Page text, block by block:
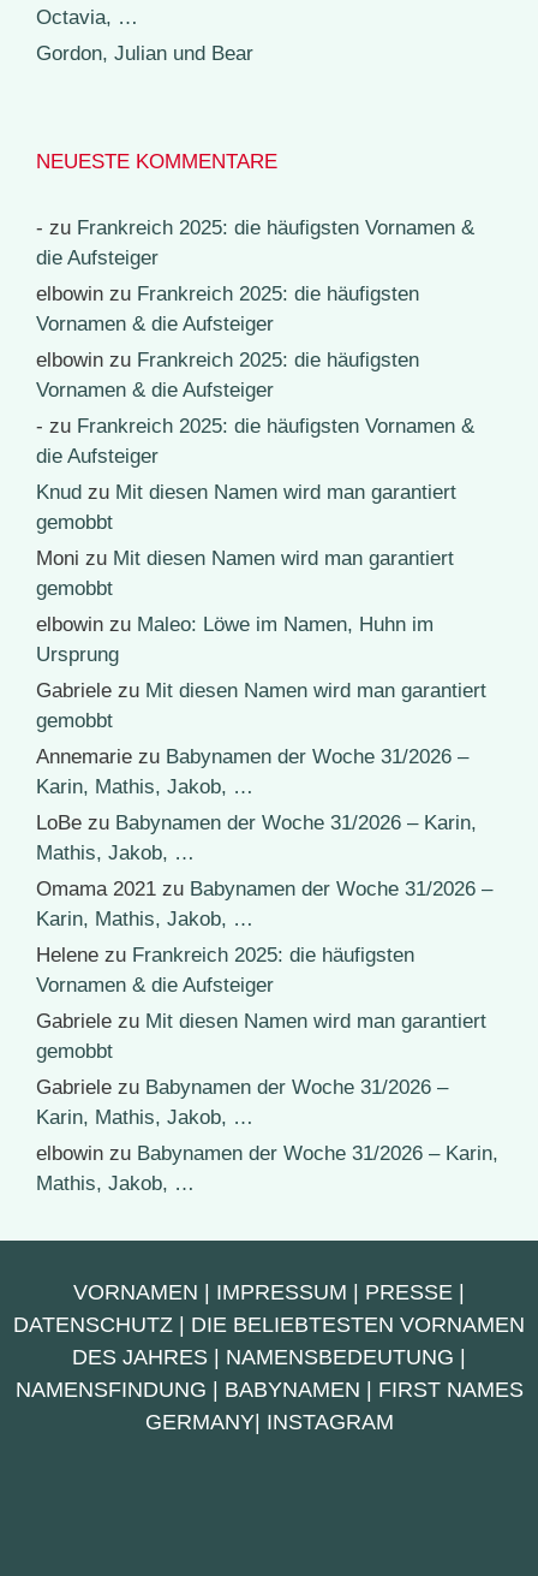
Octavia, …
Gordon, Julian und Bear
NEUESTE KOMMENTARE
- zu Frankreich 2025: die häufigsten Vornamen &
die Aufsteiger
elbowin zu Frankreich 2025: die häufigsten
Vornamen & die Aufsteiger
elbowin zu Frankreich 2025: die häufigsten
Vornamen & die Aufsteiger
- zu Frankreich 2025: die häufigsten Vornamen &
die Aufsteiger
Knud zu Mit diesen Namen wird man garantiert
gemobbt
Moni zu Mit diesen Namen wird man garantiert
gemobbt
elbowin zu Maleo: Löwe im Namen, Huhn im
Ursprung
Gabriele zu Mit diesen Namen wird man garantiert
gemobbt
Annemarie zu Babynamen der Woche 31/2026 –
Karin, Mathis, Jakob, …
LoBe zu Babynamen der Woche 31/2026 – Karin,
Mathis, Jakob, …
Omama 2021 zu Babynamen der Woche 31/2026 –
Karin, Mathis, Jakob, …
Helene zu Frankreich 2025: die häufigsten
Vornamen & die Aufsteiger
Gabriele zu Mit diesen Namen wird man garantiert
gemobbt
Gabriele zu Babynamen der Woche 31/2026 –
Karin, Mathis, Jakob, …
elbowin zu Babynamen der Woche 31/2026 – Karin,
Mathis, Jakob, …
VORNAMEN | IMPRESSUM | PRESSE |
DATENSCHUTZ | DIE BELIEBTESTEN VORNAMEN
DES JAHRES | NAMENSBEDEUTUNG |
NAMENSFINDUNG | BABYNAMEN | FIRST NAMES
GERMANY| INSTAGRAM